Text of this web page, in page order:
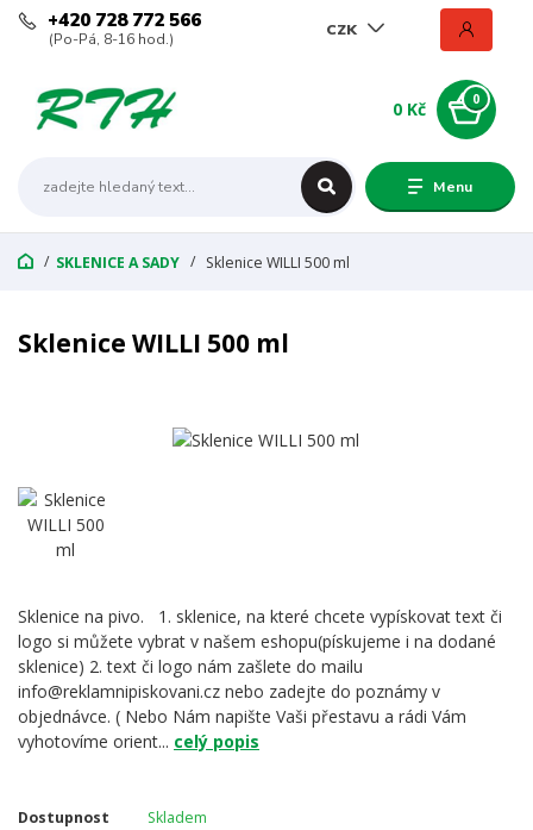
Menu
CZK
+420 728 772 566
(Po-Pá, 8-16 hod.)
0
0 Kč
SKLENICE A SADY Sklenice WILLI 500 ml
Sklenice WILLI 500 ml
Sklenice na pivo. 1. sklenice, na které chcete vypískovat text či
logo si můžete vybrat v našem eshopu(pískujeme i na dodané
sklenice) 2. text či logo nám zašlete do mailu
info@reklamnipiskovani.cz nebo zadejte do poznámy v
objednávce. ( Nebo Nám napište Vaši přestavu a rádi Vám
vyhotovíme orient... celý popis
Dostupnost Skladem